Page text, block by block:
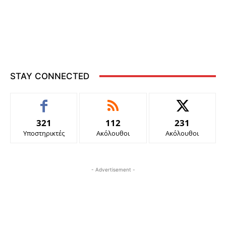
STAY CONNECTED
321
Υποστηρικτές
112
Ακόλουθοι
231
Ακόλουθοι
- Advertisement -